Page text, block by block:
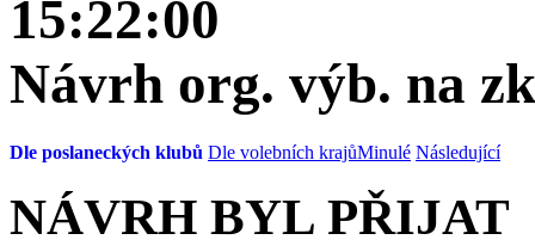
15:22:00
Návrh org. výb. na
Dle poslaneckých klubů Dle volebních krajůMinulé Následující
NÁVRH BYL PŘIJAT